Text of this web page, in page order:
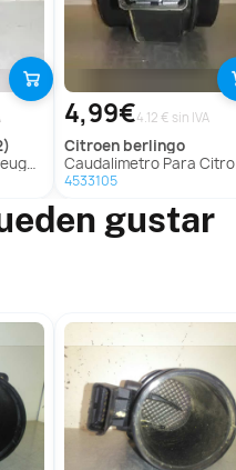
4,99€4.12 € sin IVA
citroen berlingo
Caudalimetro Para Citroen Berlingo
4533105
gustar